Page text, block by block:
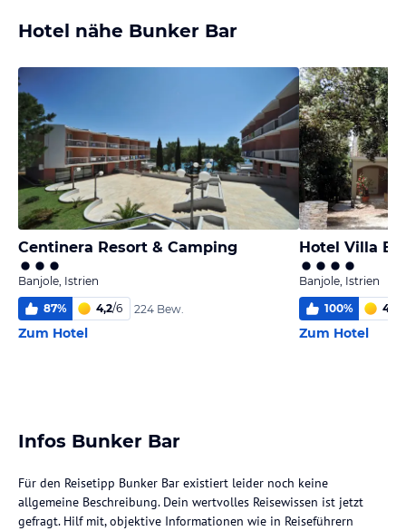
Hotel nähe Bunker Bar
Centinera Resort & Camping
Banjole, Istrien
87% 4,2/6 224 Bew.
Zum Hotel
Hotel Villa
Banjole, Istrien
100% 4,4
Zum Hotel
Infos Bunker Bar
Für den Reisetipp Bunker Bar existiert leider noch keine
allgemeine Beschreibung. Dein wertvolles Reisewissen ist jetzt
gefragt. Hilf mit, objektive Informationen wie in Reiseführern